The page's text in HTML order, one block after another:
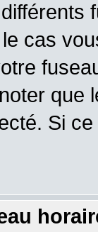
cas
que
Si